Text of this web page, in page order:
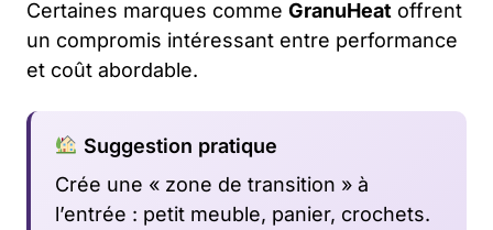
Certaines marques comme GranuHeat offrent
un compromis intéressant entre performance
et coût abordable.
Suggestion pratique
Crée une « zone de transition » à
l’entrée : petit meuble, panier, crochets.